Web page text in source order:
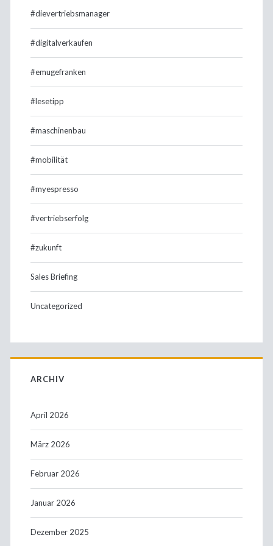
#dievertriebsmanager
#digitalverkaufen
#emugefranken
#lesetipp
#maschinenbau
#mobilität
#myespresso
#vertriebserfolg
#zukunft
Sales Briefing
Uncategorized
ARCHIV
April 2026
März 2026
Februar 2026
Januar 2026
Dezember 2025